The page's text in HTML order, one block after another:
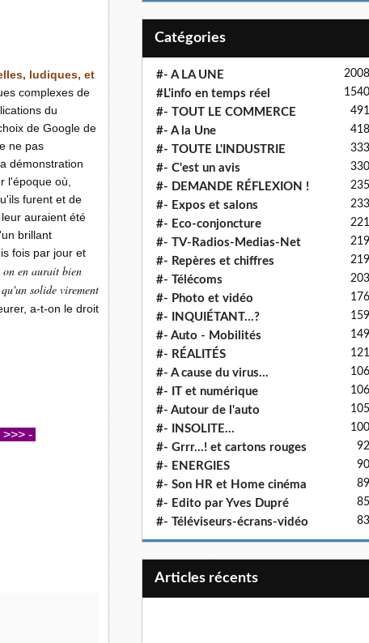
ludiques, et
complexes de
du
de Google de
ne pas
démonstration
l'époque où,
furent et de
auraient été
brillant
fois par jour et
on en aurait bien
solide virement
a-t-on le droit
-
Catégories
#- A LA UNE 2008
#L'info en temps réel 1540
#- TOUT LE COMMERCE 491
#- A la Une 418
#- TOUTE L'INDUSTRIE 333
#- C'est un avis 330
#- DEMANDE RÉFLEXION ! 235
#- Expos et salons 233
#- Eco-conjoncture 221
#- TV-Radios-Medias-Net 219
#- Repères et chiffres 219
#- Télécoms 203
#- Photo et vidéo 176
#- INQUIÉTANT...? 159
#- Auto - Mobilités 149
#- RÉALITÉS 121
#- A cause du virus... 106
#- IT et numérique 106
#- Autour de l'auto 105
#- INSOLITE... 100
#- Grrr...! et cartons rouges 92
#- ENERGIES 90
#- Son HR et Home cinéma 89
#- Edito par Yves Dupré 85
#- Téléviseurs-écrans-vidéo 83
articles récents